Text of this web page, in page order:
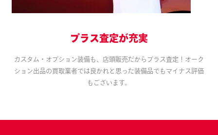
プラス査定が充実
カスタム・オプション装備も、店頭販売だからプラス査定！オーク
ション出品の買取業者では良かれと思った装備品でもマイナス評価
もございます。